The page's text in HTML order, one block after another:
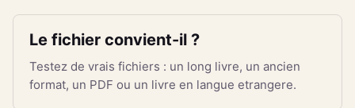
Le fichier convient-il ?
Testez de vrais fichiers : un long livre, un ancien
format, un PDF ou un livre en langue etrangere.